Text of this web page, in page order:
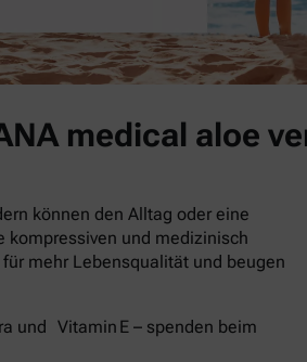
medical aloe
können den Alltag oder eine
kompressiven und medizinisch
mehr Lebensqualität und beugen
und Vitamin E – spenden beim